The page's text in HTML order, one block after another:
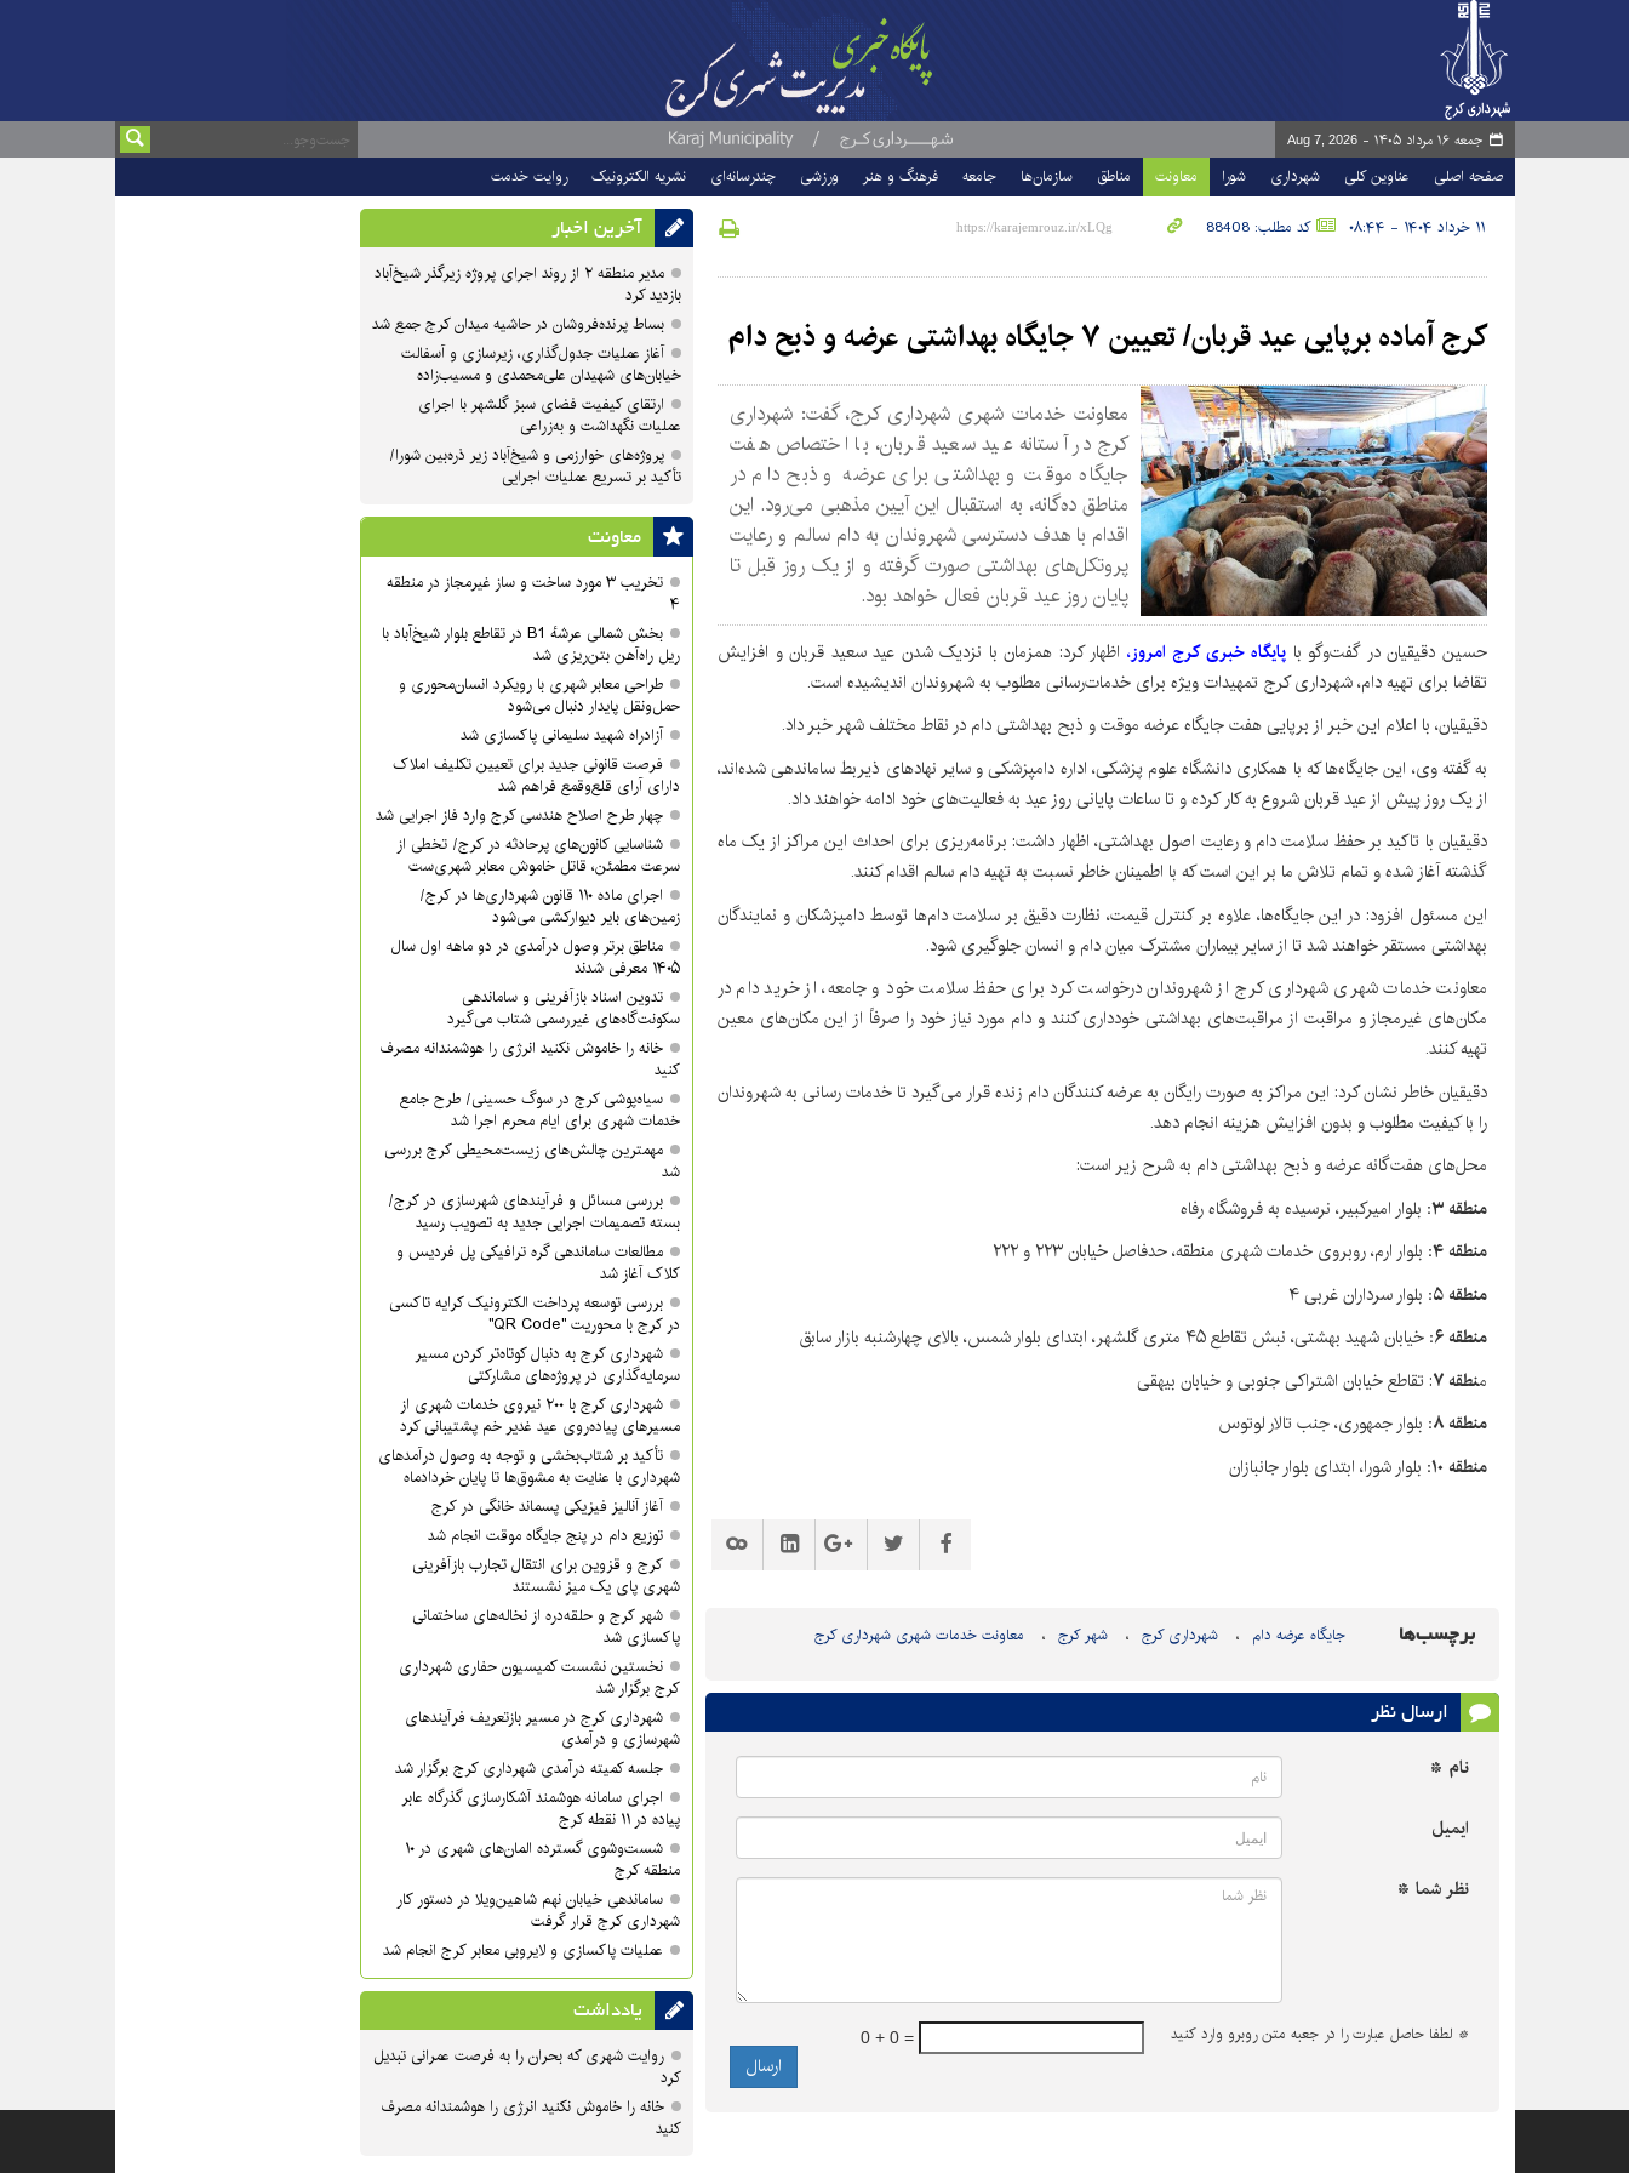
جمعه ۱۶ مرداد ۱۴۰۵ - Aug 7, 2026
صفحه اصلی عناوین کلی شهرداری شورا معاونت مناطق سازمان‌ها جامعه فرهنگ و هنر ورزشی چندرسانه‌ای نشریه الکترونیک روایت خدمت
۱۱ خرداد ۱۴۰۴ - ۰۸:۴۴ کد مطلب: 88408
کرج آماده برپایی عید قربان/ تعیین ۷ جایگاه بهداشتی عرضه و ذبح دام
معاونت خدمات شهری شهرداری کرج، گفت: شهرداری
کرج در آستانه عید سعید قربان، با اختصاص هفت
جایگاه موقت و بهداشتی برای عرضه و ذبح دام در
مناطق ده‌گانه، به استقبال این آیین مذهبی می‌رود. این
اقدام با هدف دسترسی شهروندان به دام سالم و رعایت
پروتکل‌های بهداشتی صورت گرفته و از یک روز قبل تا
پایان روز عید قربان فعال خواهد بود.
حسین دقیقیان در گفت‌وگو با پایگاه خبری کرج امروز، اظهار کرد: همزمان با نزدیک شدن عید سعید قربان و افزایش
تقاضا برای تهیه دام، شهرداری کرج تمهیدات ویژه برای خدمات‌رسانی مطلوب به شهروندان اندیشیده است.
دقیقیان، با اعلام این خبر از برپایی هفت جایگاه عرضه موقت و ذبح بهداشتی دام در نقاط مختلف شهر خبر داد.
به گفته وی، این جایگاه‌ها که با همکاری دانشگاه علوم پزشکی، اداره دامپزشکی و سایر نهادهای ذیربط ساماندهی شده‌اند،
از یک روز پیش از عید قربان شروع به کار کرده و تا ساعات پایانی روز عید به فعالیت‌های خود ادامه خواهند داد.
دقیقیان با تاکید بر حفظ سلامت دام و رعایت اصول بهداشتی، اظهار داشت: برنامه‌ریزی برای احداث این مراکز از یک ماه
گذشته آغاز شده و تمام تلاش ما بر این است که با اطمینان خاطر نسبت به تهیه دام سالم اقدام کنند.
این مسئول افزود: در این جایگاه‌ها، علاوه بر کنترل قیمت، نظارت دقیق بر سلامت دام‌ها توسط دامپزشکان و نمایندگان
بهداشتی مستقر خواهند شد تا از سایر بیماران مشترک میان دام و انسان جلوگیری شود.
معاونت خدمات شهری شهرداری کرج از شهروندان درخواست کرد برای حفظ سلامت خود و جامعه، از خرید دام در
مکان‌های غیرمجاز و مراقبت از مراقبت‌های بهداشتی خودداری کنند و دام مورد نیاز خود را صرفاً از این مکان‌های معین
تهیه کنند.
دقیقیان خاطر نشان کرد: این مراکز به صورت رایگان به عرضه کنندگان دام زنده قرار می‌گیرد تا خدمات رسانی به شهروندان
را با کیفیت مطلوب و بدون افزایش هزینه انجام دهد.
محل‌های هفت‌گانه عرضه و ذبح بهداشتی دام به شرح زیر است:
منطقه ۳:
بلوار امیرکبیر، نرسیده به فروشگاه رفاه
منطقه ۴:
بلوار ارم، روبروی خدمات شهری منطقه، حدفاصل خیابان ۲۲۳ و ۲۲۲
منطقه ۵:
بلوار سرداران غربی ۴
منطقه ۶:
خیابان شهید بهشتی، نبش تقاطع ۴۵ متری گلشهر، ابتدای بلوار شمس، بالای چهارشنبه بازار سابق
منطقه ۷
: تقاطع خیابان اشتراکی جنوبی و خیابان بیهقی
منطقه ۸:
بلوار جمهوری، جنب تالار لوتوس
منطقه ۱۰:
بلوار شورا، ابتدای بلوار جانبازان
برچسب‌ها جایگاه عرضه دام شهرداری کرج شهر کرج معاونت خدمات شهری شهرداری کرج
ارسال نظر
نام *
ایمیل
نظر شما *
* لطفا حاصل عبارت را در جعبه متن روبرو وارد کنید 0 + 0 =
آخرین اخبار
مدیر منطقه ۲ از روند اجرای پروژه زیرگذر شیخ‌آباد
بازدید کرد
بساط پرنده‌فروشان در حاشیه میدان کرج جمع شد
آغاز عملیات جدول‌گذاری، زیرسازی و آسفالت
خیابان‌های شهیدان علی‌محمدی و مسیب‌زاده
ارتقای کیفیت فضای سبز گلشهر با اجرای
عملیات نگهداشت و به‌زراعی
پروژه‌های خوارزمی و شیخ‌آباد زیر ذره‌بین شورا/
تأکید بر تسریع عملیات اجرایی
معاونت
تخریب ۳ مورد ساخت و ساز غیرمجاز در منطقه
۴
بخش شمالی عرشهٔ B1 در تقاطع بلوار شیخ‌آباد با
ریل راه‌آهن بتن‌ریزی شد
طراحی معابر شهری با رویکرد انسان‌محوری و
حمل‌ونقل پایدار دنبال می‌شود
آزادراه شهید سلیمانی پاکسازی شد
فرصت قانونی جدید برای تعیین تکلیف املاک
دارای آرای قلع‌وقمع فراهم شد
چهار طرح اصلاح هندسی کرج وارد فاز اجرایی شد
شناسایی کانون‌های پرحادثه در کرج/ تخطی از
سرعت مطمئن، قاتل خاموش معابر شهری‌ست
اجرای ماده ۱۱۰ قانون شهرداری‌ها در کرج/
زمین‌های بایر دیوارکشی می‌شود
مناطق برتر وصول درآمدی در دو ماهه اول سال
۱۴۰۵ معرفی شدند
تدوین اسناد بازآفرینی و ساماندهی
سکونت‌گاه‌های غیررسمی شتاب می‌گیرد
خانه را خاموش نکنید انرژی را هوشمندانه مصرف
کنید
سیاه‌پوشی کرج در سوگ حسینی/ طرح جامع
خدمات شهری برای ایام محرم اجرا شد
مهمترین چالش‌های زیست‌محیطی کرج بررسی
شد
بررسی مسائل و فرآیندهای شهرسازی در کرج/
بسته تصمیمات اجرایی جدید به تصویب رسید
مطالعات ساماندهی گره ترافیکی پل فردیس و
کلاک آغاز شد
بررسی توسعه پرداخت الکترونیک کرایه تاکسی
در کرج با محوریت "QR Code"
شهرداری کرج به دنبال کوتاه‌تر کردن مسیر
سرمایه‌گذاری در پروژه‌های مشارکتی
شهرداری کرج با ۲۰۰ نیروی خدمات شهری از
مسیرهای پیاده‌روی عید غدیر خم پشتیبانی کرد
تأکید بر شتاب‌بخشی و توجه به وصول درآمدهای
شهرداری با عنایت به مشوق‌ها تا پایان خردادماه
آغاز آنالیز فیزیکی پسماند خانگی در کرج
توزیع دام در پنج جایگاه موقت انجام شد
کرج و قزوین برای انتقال تجارب بازآفرینی
شهری پای یک میز نشستند
شهر کرج و حلقه‌دره از نخاله‌های ساختمانی
پاکسازی شد
نخستین نشست کمیسیون حفاری شهرداری
کرج برگزار شد
شهرداری کرج در مسیر بازتعریف فرآیندهای
شهرسازی و درآمدی
جلسه کمیته درآمدی شهرداری کرج برگزار شد
اجرای سامانه هوشمند آشکارسازی گذرگاه عابر
پیاده در ۱۱ نقطه کرج
شست‌وشوی گسترده المان‌های شهری در ۱۰
منطقه کرج
ساماندهی خیابان نهم شاهین‌ویلا در دستور کار
شهرداری کرج قرار گرفت
عملیات پاکسازی و لایروبی معابر کرج انجام شد
یادداشت
روایت شهری که بحران را به فرصت عمرانی تبدیل
کرد
خانه را خاموش نکنید انرژی را هوشمندانه مصرف
کنید